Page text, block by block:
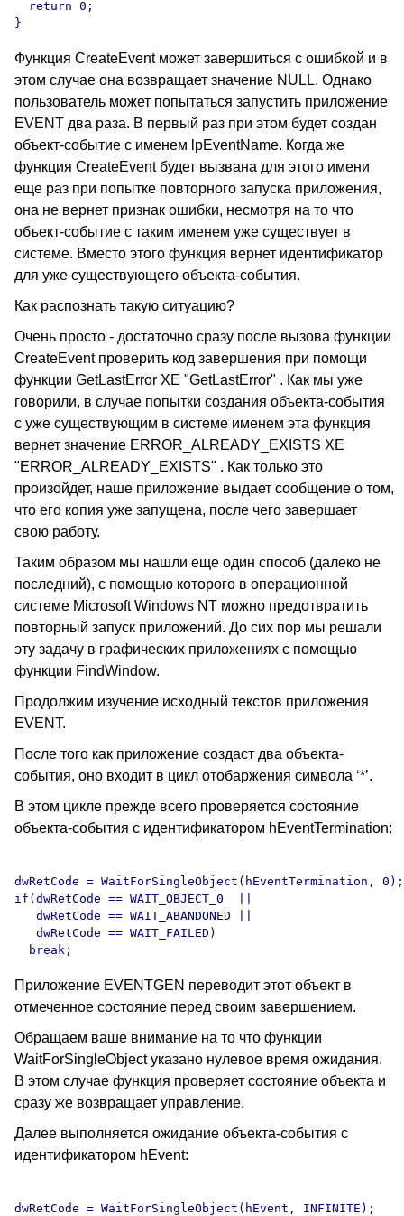
  return 0;
Функция CreateEvent может завершиться с ошибкой и в
этом случае она возвращает значение NULL. Однако
пользователь может попытаться запустить приложение
EVENT два раза. В первый раз при этом будет создан
объект-событие с именем lpEventName. Когда же
функция CreateEvent будет вызвана для этого имени
еще раз при попытке повторного запуска приложения,
она не вернет признак ошибки, несмотря на то что
объект-событие с таким именем уже существует в
системе. Вместо этого функция вернет идентификатор
для уже существующего объекта-события.
Как распознать такую ситуацию?
Очень просто - достаточно сразу после вызова функции
CreateEvent проверить код завершения при помощи
функции GetLastError XE "GetLastError" . Как мы уже
говорили, в случае попытки создания объекта-события
с уже существующим в системе именем эта функция
вернет значение ERROR_ALREADY_EXISTS XE
"ERROR_ALREADY_EXISTS" . Как только это
произойдет, наше приложение выдает сообщение о том,
что его копия уже запущена, после чего завершает
свою работу.
Таким образом мы нашли еще один способ (далеко не
последний), с помощью которого в операционной
системе Microsoft Windows NT можно предотвратить
повторный запуск приложений. До сих пор мы решали
эту задачу в графических приложениях с помощью
функции FindWindow.
Продолжим изучение исходный текстов приложения
EVENT.
После того как приложение создаст два объекта-
события, оно входит в цикл отобаржения символа ‘*’.
В этом цикле прежде всего проверяется состояние
объекта-события с идентификатором hEventTermination:
dwRetCode = WaitForSingleObject(hEventTermination, 0);
if(dwRetCode == WAIT_OBJECT_0  ||
   dwRetCode == WAIT_ABANDONED ||
   dwRetCode == WAIT_FAILED)
Приложение EVENTGEN переводит этот объект в
отмеченное состояние перед своим завершением.
Обращаем ваше внимание на то что функции
WaitForSingleObject указано нулевое время ожидания.
В этом случае функция проверяет состояние объекта и
сразу же возвращает управление.
Далее выполняется ожидание объекта-события с
идентификатором hEvent:
dwRetCode = WaitForSingleObject(hEvent, INFINITE);